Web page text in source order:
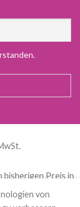
bisherigen Preis in
von